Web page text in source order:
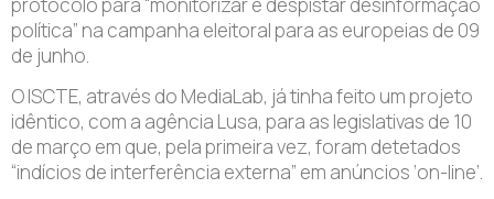
política” na campanha eleitoral para as europeias de 09
de junho.
O ISCTE, através do MediaLab, já tinha feito um projeto
idêntico, com a agência Lusa, para as legislativas de 10
de março em que, pela primeira vez, foram detetados
“indícios de interferência externa” em anúncios ‘on-line’.